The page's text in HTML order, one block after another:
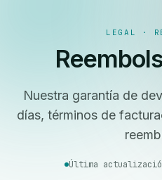
LEGAL ·
Nuestra garantía de
días, términos de
Última